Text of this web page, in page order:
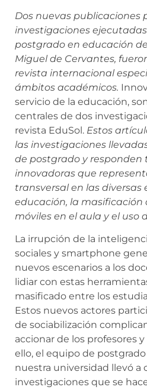
Dos nuevas publicaciones
investigaciones
postgrado en educación
Miguel de Cervantes,
revista internacional
ámbitos académicos.
servicio de la educación,
centrales de dos
revista EduSol. Estos
las investigaciones
de postgrado y responden
innovadoras que
transversal en las diversas
educación, la masificación
móviles en el aula y el uso
La irrupción de la
sociales y smartphone
nuevos escenarios a los
lidiar con estas
masificado entre los
Estos nuevos actores
de sociabilización
accionar de los profesores
ello, el equipo de
nuestra universidad llevó a
investigaciones que se